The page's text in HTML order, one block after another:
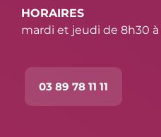
HORAIRES
mardi et jeudi de 8h30 à
03 89 78 11 11